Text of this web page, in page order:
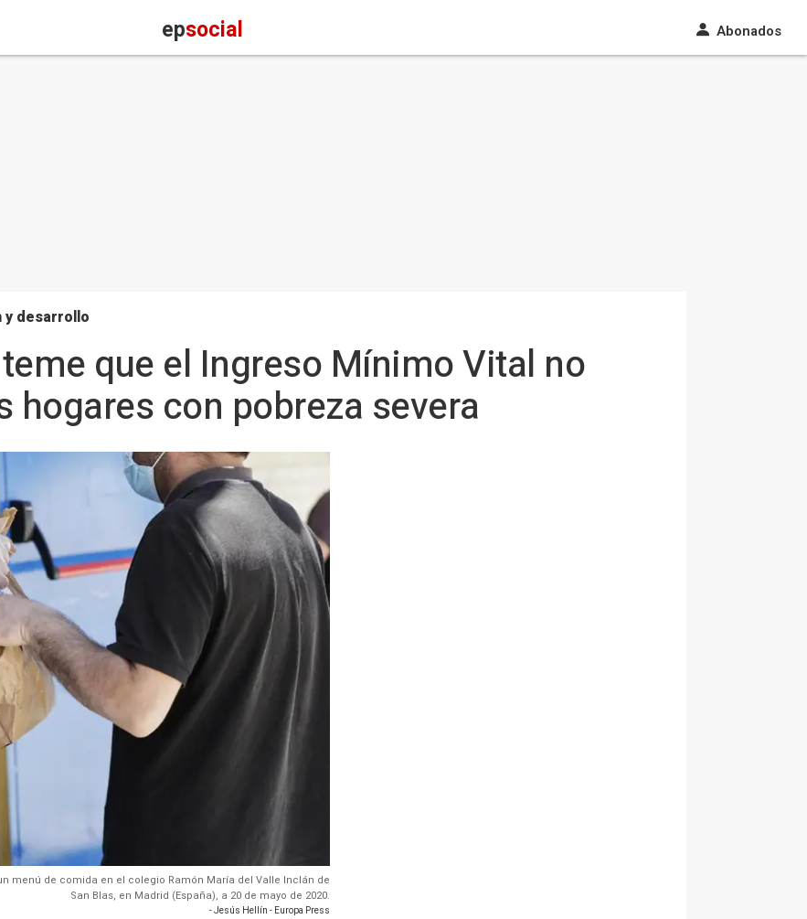
epsocial Abonados
y desarrollo
que el Ingreso Mínimo Vital no
hogares con pobreza severa
menú de comida en el colegio Ramón María del Valle Inclán de
San Blas, en Madrid (España), a 20 de mayo de 2020.
- Jesús Hellín - Europa Press